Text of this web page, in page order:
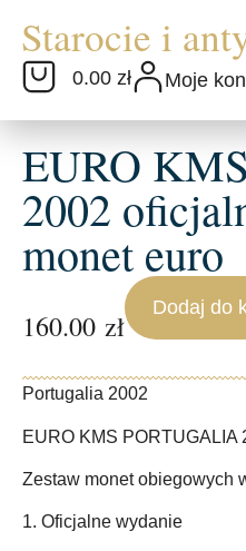
0.00 zł Moje
EURO
2002
monet euro
160.00 zł
Dodaj do
Portugalia 2002
EURO KMS PORTUGALIA
Zestaw monet obiegowych
1. Oficjalne wydanie